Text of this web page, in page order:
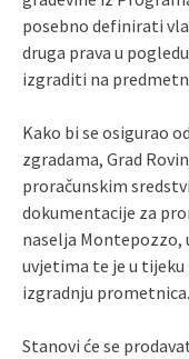
posebno definirati
druga prava u
izgraditi na
Kako bi se osigurao
zgradama, Grad
proračunskim
dokumentacije za
naselja
uvjetima te je u tijeku
izgradnju prometnica.
Stanovi će se